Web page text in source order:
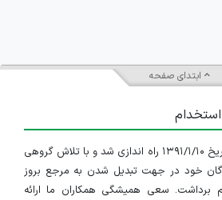
ابتدای صفحه
سایت ایران استخدام در تاریخ ۱۳۹۱/۱/۱۰ راه اندازی شد و با تلاش گروهی
خود در جهت تبدیل شدن به مرجع بروز
برداشت. سعی همیشگی همکاران ما ارائه